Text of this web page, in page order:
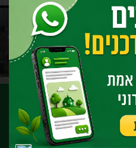
מחלקת גני ילדים
מחלקת גני